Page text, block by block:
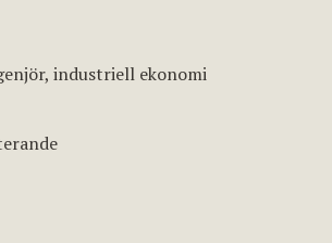
industriell ekonomi